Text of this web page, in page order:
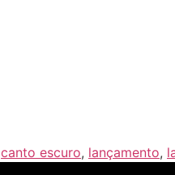
canto escuro, lançamento,